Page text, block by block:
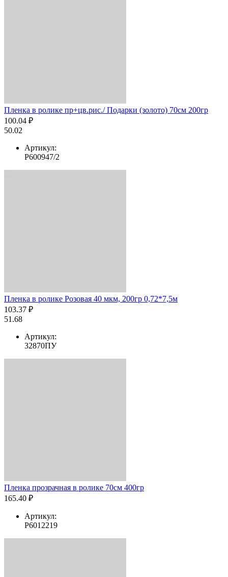
Пленка в ролике пр+цв.рис./ Подарки (золото) 70см 200гр
100.04 ₽
50.02
Артикул:
Р600947/2
Пленка в ролике Розовая 40 мкм, 200гр 0,72*7,5м
103.37 ₽
51.68
Артикул:
32870ПУ
Пленка прозрачная в ролике 70см 400гр
165.40 ₽
Артикул:
Р6012219